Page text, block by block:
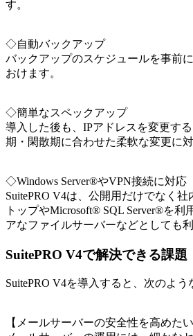
す。
◇自動バックアップ
バックアップのスケジュールを事前
おけます。
◇簡単なスペックアップ
導入した後も、IPアドレスを変更す
期・閑散期に合わせた柔軟な変更に対
◇Windows Server®やVPN接続に対応
SuitePRO V4は、公開用だけでなく
トップやMicrosoft® SQL Server®を
アなファイルサーバーなどとしても利
SuitePRO V4で解決できる課題
SuitePRO V4を導入すると、次のよう
【メールサーバーの安全性を高めたい